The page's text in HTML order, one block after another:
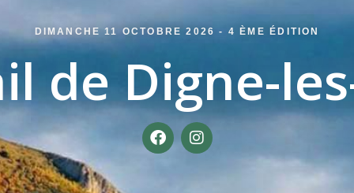
DIMANCHE 11 OCTOBRE 2026 - 4 ÈME ÉDITION
de Digne-